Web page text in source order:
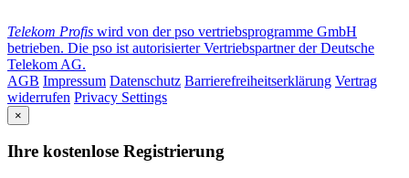
Telekom Profis wird von der pso vertriebsprogramme GmbH
betrieben. Die pso ist autorisierter Vertriebspartner der Deutsche
Telekom AG.
AGB Impressum Datenschutz Barrierefreiheitserklärung Vertrag
widerrufen Privacy Settings
×
Ihre kostenlose Registrierung